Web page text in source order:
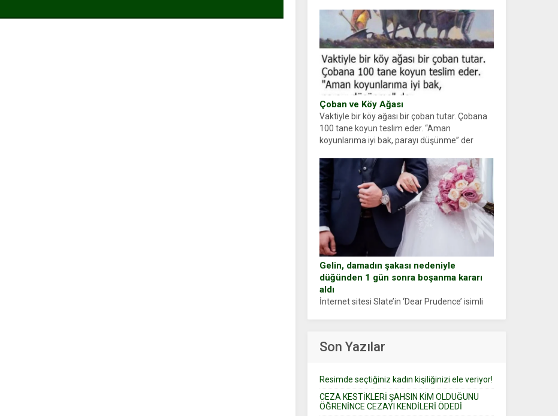
ellerinde yanıklar oluşan Demir, kâbus dolu
anları anlattı… Merkeze bağlı...
Çoban ve Köy Ağası
Vaktiyle bir köy ağası bir çoban tutar. Çobana
100 tane koyun teslim eder. “Aman
koyunlarıma iyi bak, parayı düşünme” der
Gelin, damadın şakası nedeniyle
düğünden 1 gün sonra boşanma kararı
aldı
İnternet sitesi Slate’in ‘Dear Prudence’ isimli
Son Yazılar
Resimde seçtiğiniz kadın kişiliğinizi ele veriyor!
CEZA KESTİKLERİ ŞAHSIN KİM OLDUĞUNU
ÖĞRENİNCE CEZAYI KENDİLERİ ÖDEDİ